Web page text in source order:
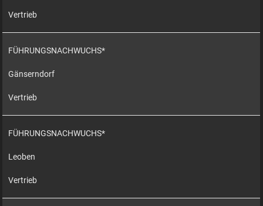
Vertrieb
FÜHRUNGSNACHWUCHS*
Gänserndorf
Vertrieb
FÜHRUNGSNACHWUCHS*
Leoben
Vertrieb